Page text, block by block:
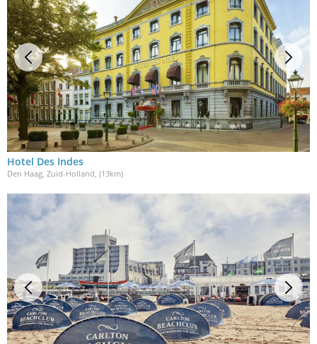
Hotel Des Indes
Den Haag, Zuid-Holland , (13km)